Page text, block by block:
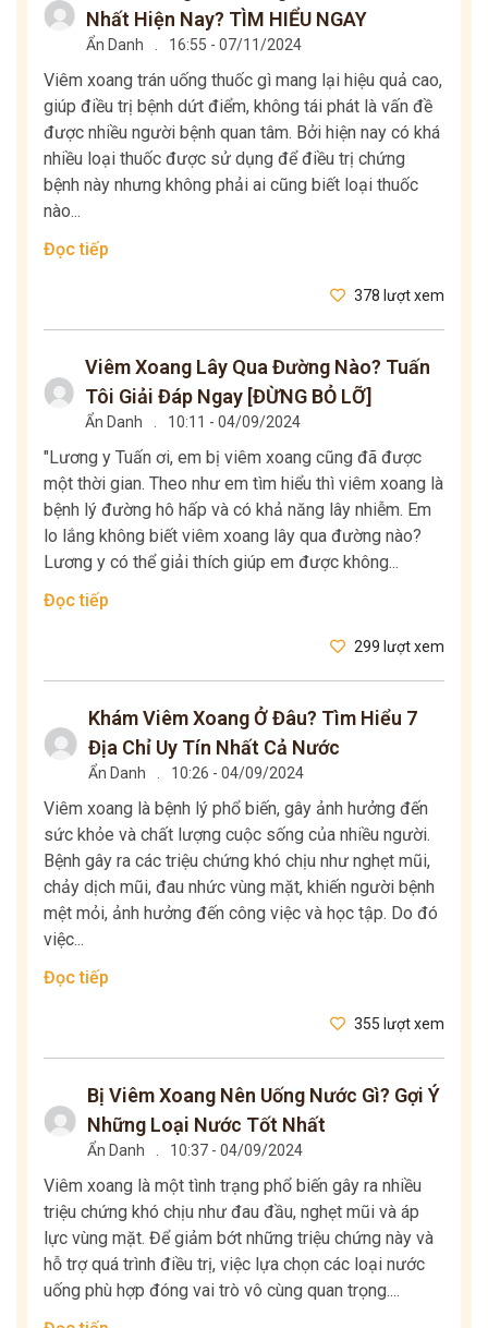
Nhất Hiện Nay? TÌM HIỂU NGAY
Ẩn Danh 16:55 - 07/11/2024
Viêm xoang trán uống thuốc gì mang lại hiệu quả cao,
giúp điều trị bệnh dứt điểm, không tái phát là vấn đề
được nhiều người bệnh quan tâm. Bởi hiện nay có khá
nhiều loại thuốc được sử dụng để điều trị chứng
bệnh này nhưng không phải ai cũng biết loại thuốc
nào...
Đọc tiếp
378 lượt xem
Viêm Xoang Lây Qua Đường Nào? Tuấn
Tôi Giải Đáp Ngay [ĐỪNG BỎ LỠ]
Ẩn Danh 10:11 - 04/09/2024
"Lương y Tuấn ơi, em bị viêm xoang cũng đã được
một thời gian. Theo như em tìm hiểu thì viêm xoang là
bệnh lý đường hô hấp và có khả năng lây nhiễm. Em
lo lắng không biết viêm xoang lây qua đường nào?
Lương y có thể giải thích giúp em được không...
Đọc tiếp
299 lượt xem
Khám Viêm Xoang Ở Đâu? Tìm Hiểu 7
Địa Chỉ Uy Tín Nhất Cả Nước
Ẩn Danh 10:26 - 04/09/2024
Viêm xoang là bệnh lý phổ biến, gây ảnh hưởng đến
sức khỏe và chất lượng cuộc sống của nhiều người.
Bệnh gây ra các triệu chứng khó chịu như nghẹt mũi,
chảy dịch mũi, đau nhức vùng mặt, khiến người bệnh
mệt mỏi, ảnh hưởng đến công việc và học tập. Do đó
việc...
Đọc tiếp
355 lượt xem
Bị Viêm Xoang Nên Uống Nước Gì? Gợi Ý
Những Loại Nước Tốt Nhất
Ẩn Danh 10:37 - 04/09/2024
Viêm xoang là một tình trạng phổ biến gây ra nhiều
triệu chứng khó chịu như đau đầu, nghẹt mũi và áp
lực vùng mặt. Để giảm bớt những triệu chứng này và
hỗ trợ quá trình điều trị, việc lựa chọn các loại nước
uống phù hợp đóng vai trò vô cùng quan trọng....